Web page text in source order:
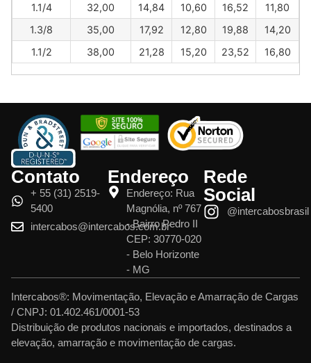
1.1/4
32,00 14,84 10,60 16,52
11,80
1.3/8
35,00 17,92 12,80 19,88
14,20
1.1/2
38,00 21,28 15,20 23,52 16,80
Contato
+ 55 (31) 2519-
5400
intercabos@intercabos.com.br
Endereço
Endereço: Rua
Magnólia, nº 767
- Bairro Pedro II
CEP: 30770-020
- Belo Horizonte
- MG
Rede
Social
@intercabosbrasil
Intercabos®: Movimentação, Elevação e Amarração de Cargas
/ CNPJ: 01.402.461/0001-53
Distribuição de produtos nacionais e importados, destinados a
elevação, amarração e movimentação de cargas.